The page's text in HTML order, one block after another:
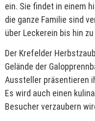
ein. Sie findet in einem
die ganze Familie sind
über Leckerein bis hin
Der Krefelder
Gelände der
Aussteller präsentieren
Es wird auch einen
Besucher verzaubern